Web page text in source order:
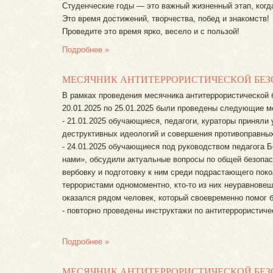
Студенческие годы — это важный жизненный этап,
Это время достижений, творчества, побед и знакомств!
Проведите это время ярко, весело и с пользой!
Подробнее »
МЕСЯЧНИК АНТИТЕРРОРИСТИЧЕСКОЙ
В рамках проведения месячника
20.01.2025 по 25.01.2025 были проведены следующие
- 21.01.2025 обучающиеся, педагоги, кураторы
деструктивных идеологий и совершения
- 24.01.2025 обучающиеся под руководством
нами», обсудили актуальные вопросы по общей
вербовку и подготовку к ним среди подрастающего
террористами одномоментно, кто-то из них
оказался рядом человек, который своевременно
- повторно проведены инструктажи по
Подробнее »